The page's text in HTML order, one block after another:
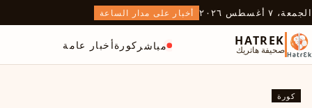
الجمعة، ٧ أغسطس ٢٠٢٦ أخبار على مدار الساعة
HATREK
صحيفة هاتريك مباشر كورةأخبار عامة
كورة